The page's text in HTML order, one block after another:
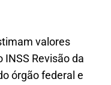
valores
INSS Revisão da
órgão federal e